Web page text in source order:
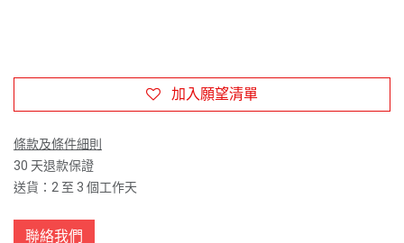
加入願望清單
條款及條件細則
30 天退款保證
送貨：2 至 3 個工作天
聯絡我們